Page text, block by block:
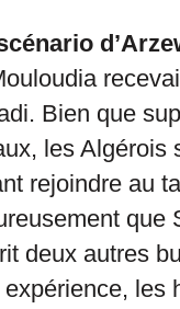
Bien que
les Algérois
rejoindre au
que
deux autres
les